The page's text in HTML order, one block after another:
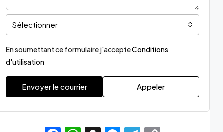
Sélectionner
En soumettant ce formulaire j'accepteConditions
d'utilisation
Envoyer le courrier Appeler